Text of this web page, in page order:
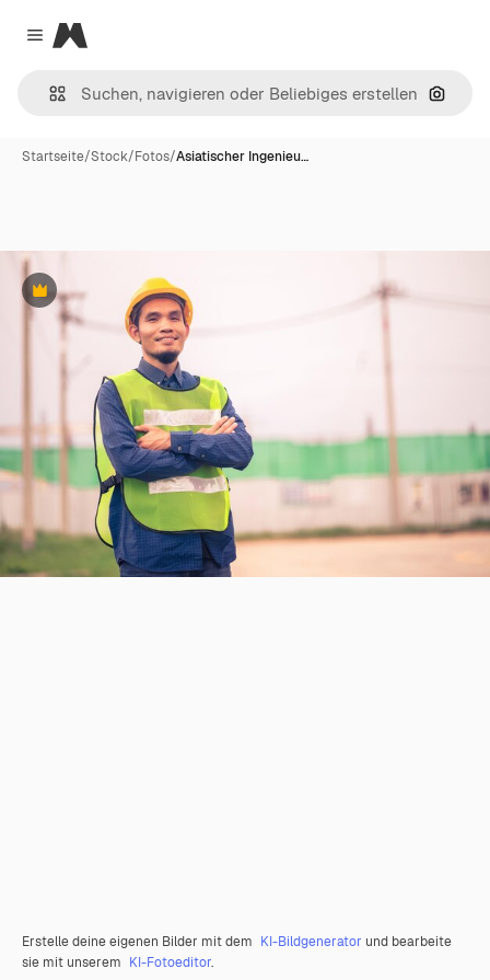
Close menu
Magnific
Nach
Startseite/Stock/Fotos/Asiatischer Ingenieu…
Premium
Erstelle deine eigenen Bilder mit dem KI-Bildgenerator und bearbeite
sie mit unserem KI-Fotoeditor.